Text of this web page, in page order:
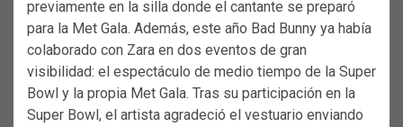
previamente en la silla donde el cantante se preparó
para la Met Gala. Además, este año Bad Bunny ya había
colaborado con Zara en dos eventos de gran
visibilidad: el espectáculo de medio tiempo de la Super
Bowl y la propia Met Gala. Tras su participación en la
Super Bowl, el artista agradeció el vestuario enviando